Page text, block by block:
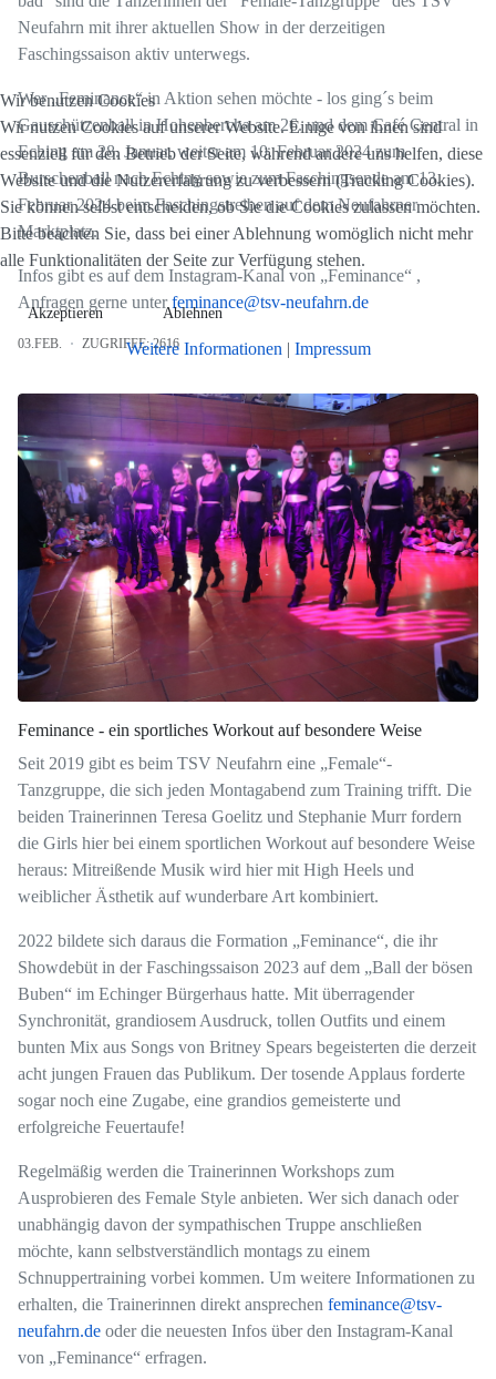
Neufahrn mit ihrer aktuellen Show in der derzeitigen
Faschingssaison aktiv unterwegs.
Wer „Feminance“ in Aktion sehen möchte - los ging´s beim
Gauschützenball in Hohenbercha am 26. und dem Café Central in
Eching am 28. Januar, weiter am 10. Februar 2024 zum
Burschenball nach Eching sowie zum Faschingsende am 13.
Februar 2024 beim Faschingstreiben auf dem Neufahrner
Marktplatz.
Infos gibt es auf dem Instagram-Kanal von „Feminance“ ,
Anfragen gerne unterfeminance@tsv-neufahrn.de
03.FEB. ZUGRIFFE: 2616
Feminance - ein sportliches Workout auf besondere Weise
Seit 2019 gibt es beim TSV Neufahrn eine „Female“-
Tanzgruppe, die sich jeden Montagabend zum Training trifft. Die
beiden Trainerinnen Teresa Goelitz und Stephanie Murr fordern
die Girls hier bei einem sportlichen Workout auf besondere Weise
heraus: Mitreißende Musik wird hier mit High Heels und
weiblicher Ästhetik auf wunderbare Art kombiniert.
2022 bildete sich daraus die Formation „Feminance“, die ihr
Showdebüt in der Faschingssaison 2023 auf dem „Ball der bösen
Buben“ im Echinger Bürgerhaus hatte. Mit überragender
Synchronität, grandiosem Ausdruck, tollen Outfits und einem
bunten Mix aus Songs von Britney Spears begeisterten die derzeit
acht jungen Frauen das Publikum. Der tosende Applaus forderte
sogar noch eine Zugabe, eine grandios gemeisterte und
erfolgreiche Feuertaufe!
Regelmäßig werden die Trainerinnen Workshops zum
Ausprobieren des Female Style anbieten. Wer sich danach oder
unabhängig davon der sympathischen Truppe anschließen
möchte, kann selbstverständlich montags zu einem
Schnuppertraining vorbei kommen. Um weitere Informationen zu
erhalten, die Trainerinnen direkt ansprechen feminance@tsv-
neufahrn.de oder die neuesten Infos über den Instagram-Kanal
von „Feminance“ erfragen.
Wir benutzen Cookies
Wir nutzen Cookies auf unserer Website. Einige von ihnen sind
essenziell für den Betrieb der Seite, während andere uns helfen, diese
Website und die Nutzererfahrung zu verbessern (Tracking Cookies).
Sie können selbst entscheiden, ob Sie die Cookies zulassen möchten.
Bitte beachten Sie, dass bei einer Ablehnung womöglich nicht mehr
alle Funktionalitäten der Seite zur Verfügung stehen.
Akzeptieren Ablehnen
Weitere Informationen | Impressum